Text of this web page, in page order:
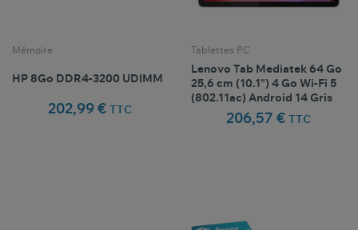
Mémoire
HP 8Go DDR4-3200 UDIMM
202,99 € TTC
Tablettes PC
Lenovo Tab Mediatek 64 Go
25,6 cm (10.1") 4 Go Wi-Fi 5
(802.11ac) Android 14 Gris
206,57 € TTC